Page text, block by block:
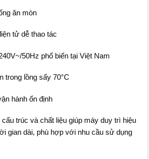
ăn mòn
tử dễ thao tác
50Hz phổ biến tại Việt Nam
trong lồng sấy 70°C
hành ổn định
trúc và chất liệu giúp máy duy trì hiệu
gian dài, phù hợp với nhu cầu sử dụng